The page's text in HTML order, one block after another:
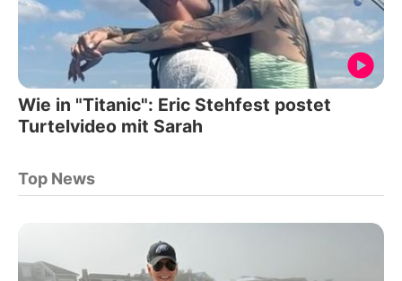
Wie in "Titanic": Eric Stehfest postet
Turtelvideo mit Sarah
Top News